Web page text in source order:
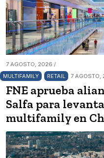
7 AGOSTO, 2026 /
MULTIFAMILY
RETAIL 7
FNE aprueba
Salfa para
multifamily en